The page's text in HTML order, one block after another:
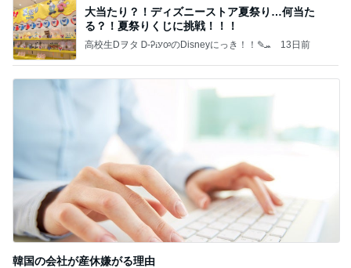
大当たり？！ディズニーストア夏祭り…何当た
る？！夏祭りくじに挑戦！！！
高校生Dヲタ Ꭰ-ᎮꭵꭹꭴのDisneyにっき！！✎ܚ 13日前
韓国の会社が産休嫌がる理由